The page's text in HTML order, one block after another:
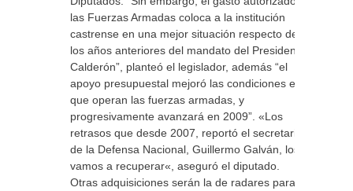
las Fuerzas Armadas coloca a la institución
castrense en una mejor situación respecto de
los años anteriores del mandato del Presidente
Calderón”, planteó el legislador, además “el
apoyo presupuestal mejoró las condiciones en
que operan las fuerzas armadas, y
progresivamente avanzará en 2009”. «Los
retrasos que desde 2007, reportó el secretario
de la Defensa Nacional, Guillermo Galván, los
vamos a recuperar«, aseguró el diputado.
Otras adquisiciones serán la de radares para